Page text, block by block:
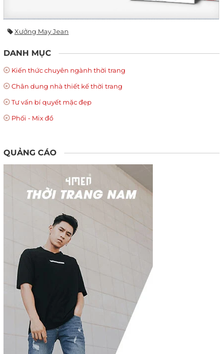
Xưởng May Jean
DANH MỤC
Kiến thức chuyên ngành thời trang
Chân dung nhà thiết kế thời trang
Tư vấn bí quyết mặc đẹp
Phối - Mix đồ
QUẢNG CÁO